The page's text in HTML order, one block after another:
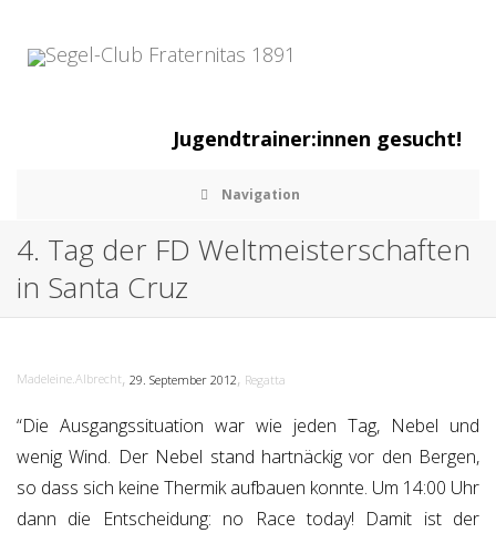
Jugendtrainer:innen gesucht!
Navigation
4. Tag der FD Weltmeisterschaften
in Santa Cruz
Madeleine.Albrecht, 29. September 2012, Regatta
“Die Ausgangssituation war wie jeden Tag, Nebel und
wenig Wind. Der Nebel stand hartnäckig vor den Bergen,
so dass sich keine Thermik aufbauen konnte. Um 14:00 Uhr
dann die Entscheidung: no Race today! Damit ist der